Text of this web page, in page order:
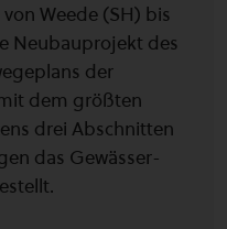
Weede (SH) bis
Neubauprojekt des
der
dem größten
drei Abschnitten
das Gewässer-